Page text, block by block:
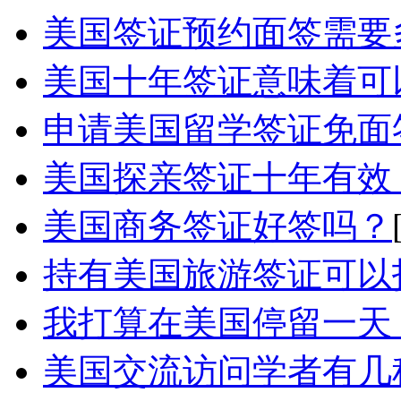
美国签证预约面签需
美国十年签证意味着
申请美国留学签证免
美国探亲签证十年有
美国商务签证好签吗？
持有美国旅游签证可
我打算在美国停留一
美国交流访问学者有